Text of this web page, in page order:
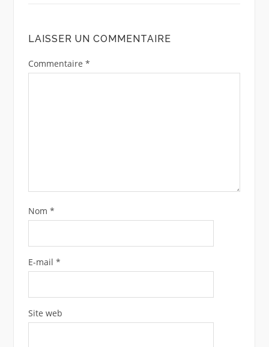
LAISSER UN COMMENTAIRE
Commentaire *
Nom *
E-mail *
Site web